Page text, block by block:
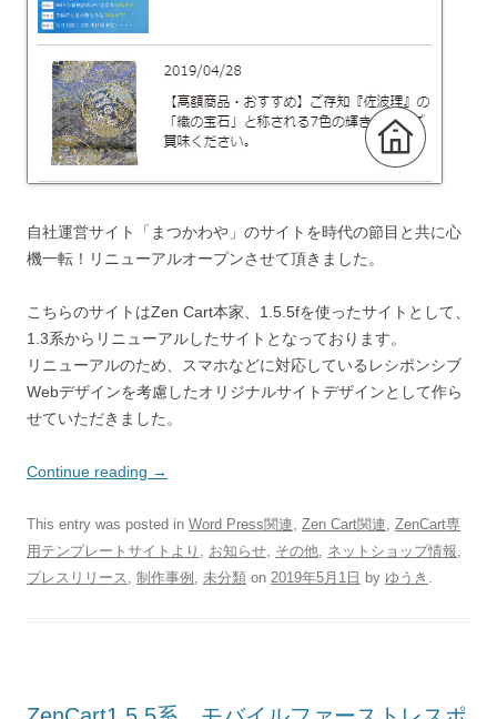
自社運営サイト「まつかわや」のサイトを時代の節目と共に心
機一転！リニューアルオープンさせて頂きました。
こちらのサイトはZen Cart本家、1.5.5fを使ったサイトとして、
1.3系からリニューアルしたサイトとなっております。
リニューアルのため、スマホなどに対応しているレシポンシブ
Webデザインを考慮したオリジナルサイトデザインとして作ら
せていただきました。
Continue reading →
This entry was posted in Word Press関連 Zen Cart関連 ZenCart専
用テンプレートサイトより
お知らせ その他 ネットショップ情報
プレスリリース
制作事例 未分類 on 2019年5月1日 by ゆうき